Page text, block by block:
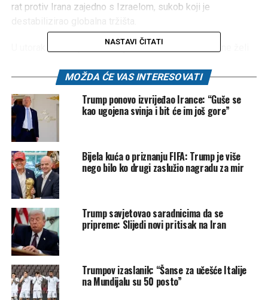
rat protiv Irana zajedno s Izraelom, sukob koji je
U utorak je Trump rekao da je “šokiran” što Meloni “ne želi
Njegove izjave za novine “Corriere della Sera” uslijedile su
nakon što je Meloni nazvala Trumpov bijes zbog
protivljenja katoličkog pape Lava ratu u Iranu
“neprihvatljivim”.
‘Ona je neprihvatljiva, jer joj ne smeta što Iran ima nuklearno
oružje i što bi digao Italiju u zrak za dvije minute kad bi ima
priliku’, rekao je Trump.
Papa je više puta izrazio solidarnost s Palestincima u
Gazi, opisujući tamošnje uvjete kao “neprihvatljive” usred
izraelskog genocida koji je započeo u oktobru 2023.
godine, a također se oglasio protiv američko-izraelskog
rata protiv Irana.
‘Može li neko, molim vas, reći papi Lavu da je Iran u
NASTAVI ČITATI
MOŽDA ĆE VAS INTERESOVATI
Trump ponovo izvrijeđao Irance: “Guše se
kao ugojena svinja i bit će im još gore”
Bijela kuća o priznanju FIFA: Trump je više
nego bilo ko drugi zaslužio nagradu za mir
Trump savjetovao saradnicima da se
pripreme: Slijedi novi pritisak na Iran
Trumpov izaslanik: “Šanse za učešće Italije
na Mundijalu su 50 posto”